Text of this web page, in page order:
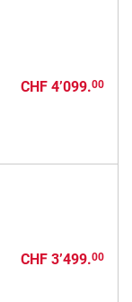
CHF 4’099.00
CHF 3’499.00